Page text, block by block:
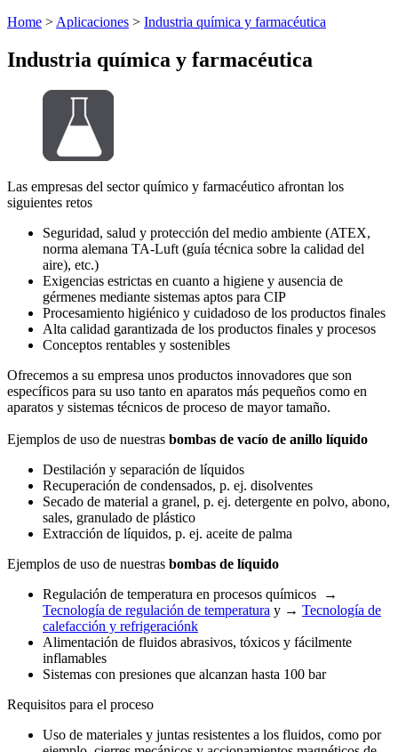
Home > Aplicaciones > Industria química y farmacéutica
Industria química y farmacéutica
Las empresas del sector químico y farmacéutico afrontan los
siguientes retos
Seguridad, salud y protección del medio ambiente (ATEX,
norma alemana TA-Luft (guía técnica sobre la calidad del
aire), etc.)
Exigencias estrictas en cuanto a higiene y ausencia de
gérmenes mediante sistemas aptos para CIP
Procesamiento higiénico y cuidadoso de los productos finales
Alta calidad garantizada de los productos finales y procesos
Conceptos rentables y sostenibles
Ofrecemos a su empresa unos productos innovadores que son
específicos para su uso tanto en aparatos más pequeños como en
aparatos y sistemas técnicos de proceso de mayor tamaño.
Ejemplos de uso de nuestras bombas de vacío de anillo líquido
Destilación y separación de líquidos
Recuperación de condensados, p. ej. disolventes
Secado de material a granel, p. ej. detergente en polvo, abono,
sales, granulado de plástico
Extracción de líquidos, p. ej. aceite de palma
Ejemplos de uso de nuestras bombas de líquido
Regulación de temperatura en procesos químicos →
Tecnología de regulación de temperatura y → Tecnología de
calefacción y refrigeraciónk
Alimentación de fluidos abrasivos, tóxicos y fácilmente
inflamables
Sistemas con presiones que alcanzan hasta 100 bar
Requisitos para el proceso
Uso de materiales y juntas resistentes a los fluidos, como por